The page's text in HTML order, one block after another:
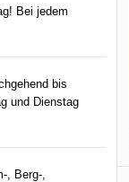
Bei jedem
bis
und Dienstag
, Berg-,